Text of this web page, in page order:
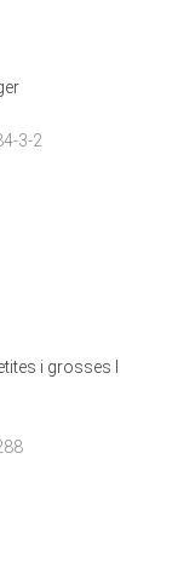
3-2
i grosses I